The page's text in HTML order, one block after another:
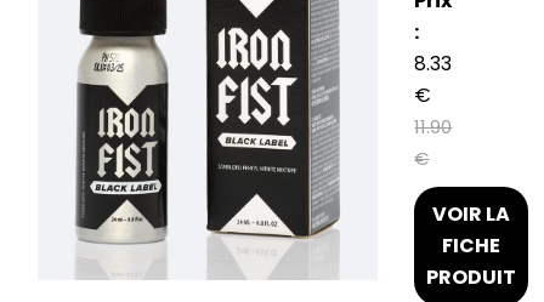
:
8.33
€
11.90
€
VOIR LA
FICHE
PRODUIT